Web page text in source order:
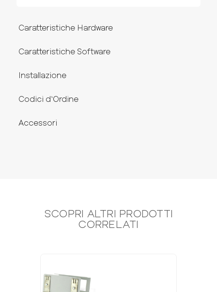
Caratteristiche Hardware
Caratteristiche Software
Installazione
Codici d‘Ordine
Accessori
SCOPRI ALTRI PRODOTTI
CORRELATI